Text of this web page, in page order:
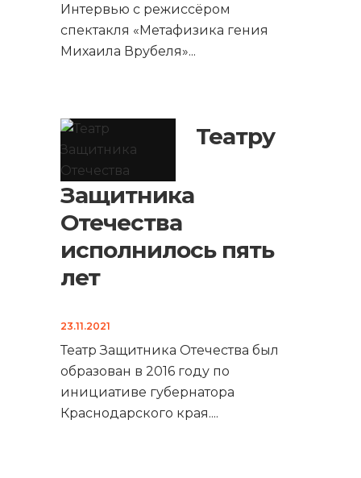
Интервью с режиссёром
спектакля «Метафизика гения
Михаила Врубеля»...
Театру
Защитника
Отечества
исполнилось пять
лет
23.11.2021
Театр Защитника Отечества был
образован в 2016 году по
инициативе губернатора
Краснодарского края....